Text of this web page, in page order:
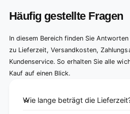
Häufig gestellte Fragen
In diesem Bereich finden Sie
zu Lieferzeit, Versandkosten,
Kundenservice. So erhalten Sie alle
Kauf auf einen Blick.
Wie lange beträgt die